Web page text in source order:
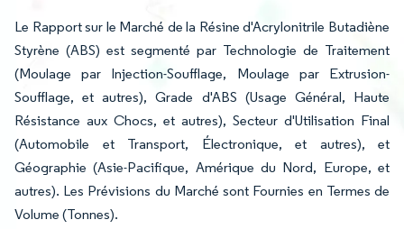
Le Rapport sur le Marché de la Résine d'Acrylonitrile Butadiène
Styrène (ABS) est segmenté par Technologie de Traitement
(Moulage par Injection-Soufflage, Moulage par Extrusion-
Soufflage, et autres), Grade d'ABS (Usage Général, Haute
Résistance aux Chocs, et autres), Secteur d'Utilisation Final
(Automobile et Transport, Électronique, et autres), et
Géographie (Asie-Pacifique, Amérique du Nord, Europe, et
autres). Les Prévisions du Marché sont Fournies en Termes de
Volume (Tonnes).